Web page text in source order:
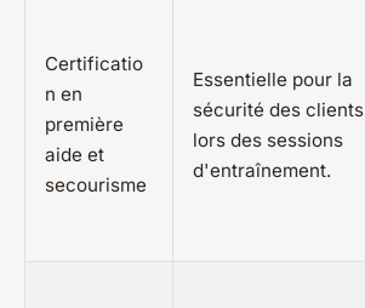
Certificatio
n en
première
aide et
secourisme
Essentielle pour la
sécurité des clients
lors des sessions
d'entraînement.